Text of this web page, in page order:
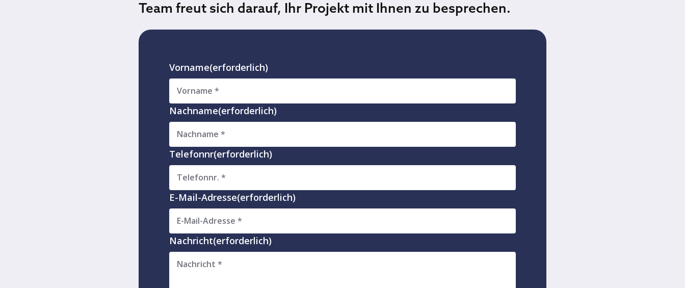
Team freut sich darauf, Ihr Projekt mit Ihnen zu besprechen.
Vorname(erforderlich)
Nachname(erforderlich)
Telefonnr(erforderlich)
E-Mail-Adresse(erforderlich)
Nachricht(erforderlich)